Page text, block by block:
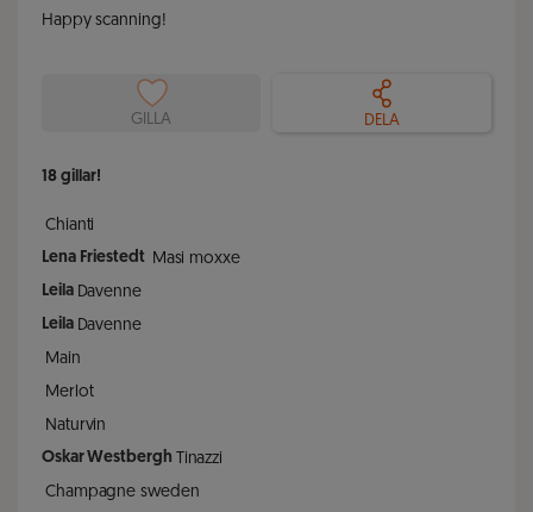
Happy scanning!
GILLA DELA
18 gillar!
Chianti
Lena Friestedt Masi moxxe
Leila Davenne
Leila Davenne
Main
Merlot
Naturvin
Oskar Westbergh Tinazzi
Champagne sweden